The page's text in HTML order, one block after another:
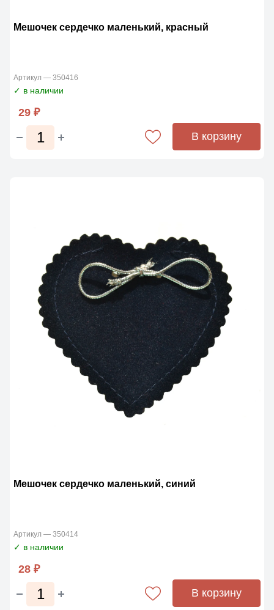
Мешочек сердечко маленький, красный
Артикул — 350416
✓ в наличии
29 ₽
В корзину
Мешочек сердечко маленький, синий
Артикул — 350414
✓ в наличии
28 ₽
В корзину